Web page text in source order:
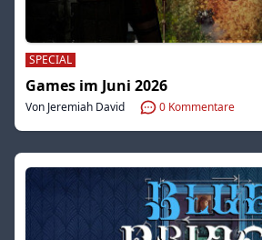
SPECIAL
Games im Juni 2026
Von Jeremiah David 0 Kommentare